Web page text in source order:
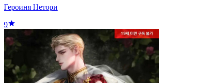
Героиня Нетори
9